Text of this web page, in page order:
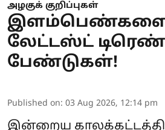
அழகுக் குறிப்புகள்
லேட்டஸ்ட்
பேண்டுகள்!
Published on: 03 Aug 2026, 12:14 pm
இன்றைய